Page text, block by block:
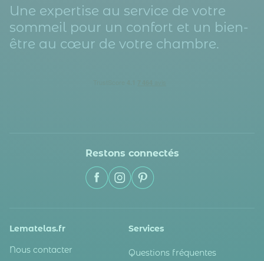
Une expertise au service de votre
sommeil pour un confort et un bien-
être au cœur de votre chambre.
Restons connectés
Lematelas.fr
Nous contacter
Services
Questions fréquentes